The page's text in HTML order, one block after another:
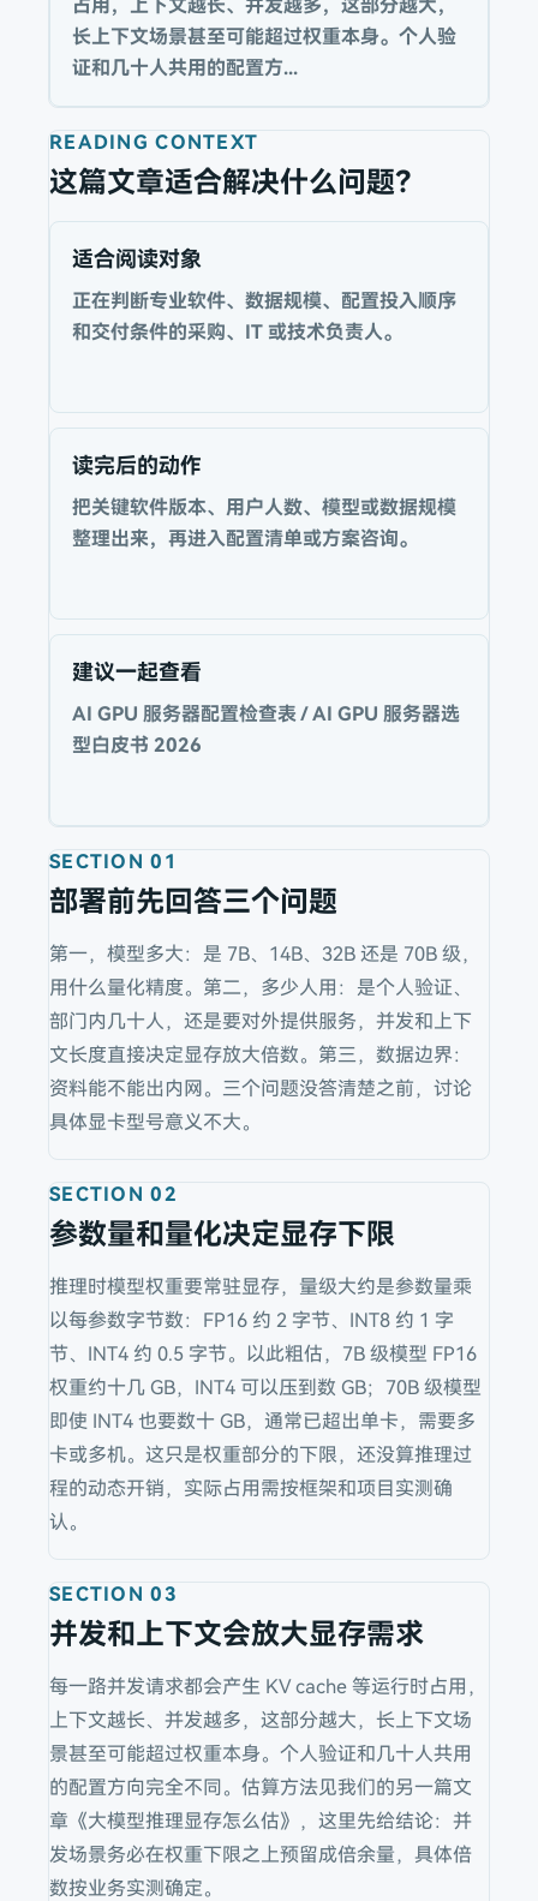
占用，上下文越长、并发越多，这部分越大，
长上下文场景甚至可能超过权重本身。个人验
证和几十人共用的配置方...
READING CONTEXT
这篇文章适合解决什么问题？
适合阅读对象
正在判断专业软件、数据规模、配置投入顺序
和交付条件的采购、IT 或技术负责人。
读完后的动作
把关键软件版本、用户人数、模型或数据规模
整理出来，再进入配置清单或方案咨询。
建议一起查看
AI GPU 服务器配置检查表 / AI GPU 服务器选
型白皮书 2026
SECTION01
部署前先回答三个问题
第一，模型多大：是 7B、14B、32B 还是 70B 级，
用什么量化精度。第二，多少人用：是个人验证、
部门内几十人，还是要对外提供服务，并发和上下
文长度直接决定显存放大倍数。第三，数据边界：
资料能不能出内网。三个问题没答清楚之前，讨论
具体显卡型号意义不大。
SECTION02
参数量和量化决定显存下限
推理时模型权重要常驻显存，量级大约是参数量乘
以每参数字节数：FP16 约 2 字节、INT8 约 1 字
节、INT4 约 0.5 字节。以此粗估，7B 级模型 FP16
权重约十几 GB，INT4 可以压到数 GB；70B 级模型
即使 INT4 也要数十 GB，通常已超出单卡，需要多
卡或多机。这只是权重部分的下限，还没算推理过
程的动态开销，实际占用需按框架和项目实测确
认。
SECTION03
并发和上下文会放大显存需求
每一路并发请求都会产生 KV cache 等运行时占用，
上下文越长、并发越多，这部分越大，长上下文场
景甚至可能超过权重本身。个人验证和几十人共用
的配置方向完全不同。估算方法见我们的另一篇文
章《大模型推理显存怎么估》，这里先给结论：并
发场景务必在权重下限之上预留成倍余量，具体倍
数按业务实测确定。